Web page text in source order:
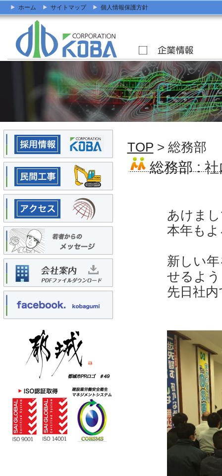
ホーム サイトマップ 個人情報保護方針
TOP > 総務部
総務部 :
あけま
本年も
新しい
せるよう
先日社